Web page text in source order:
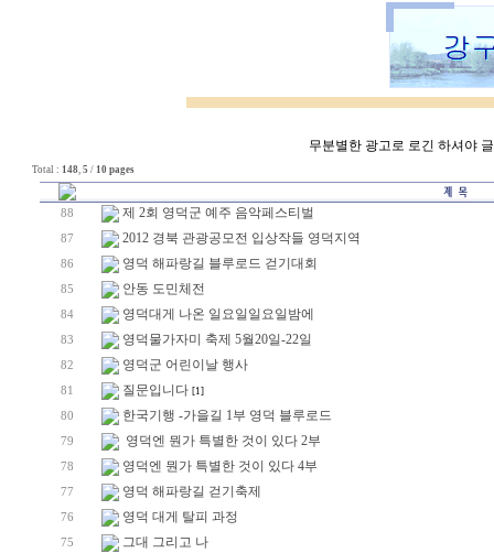
무분별한 광고로 로긴 하셔야
Total : 148, 5 / 10 pages
88 제 2회 영덕군 예주 음악페스티벌
87 2012 경북 관광공모전 입상작들 영덕지역
86 영덕 해파랑길 블루로드 걷기대회
85 안동 도민체전
84 영덕대게 나온 일요일일요일밤에
83 영덕물가자미 축제 5월20일-22일
82 영덕군 어린이날 행사
81 질문입니다 [1]
80 한국기행 -가을길 1부 영덕 블루로드
79 영덕엔 뭔가 특별한 것이 있다 2부
78 영덕엔 뭔가 특별한 것이 있다 4부
77 영덕 해파랑길 걷기축제
76 영덕 대게 탈피 과정
75 그대 그리고 나